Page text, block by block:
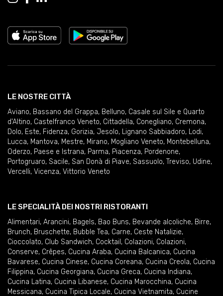
LE NOSTRE CITTÀ
Aviano, Bassano del Grappa, Belluno, Casale sul Sile e Quarto
d'Altino, Castelfranco Veneto, Cittadella, Conegliano, Cremona,
Dolo, Este, Fidenza, Gorizia, Jesolo, Lignano Sabbiadoro, Lodi,
Lucca, Mantova, Mestre, Mirano, Mogliano Veneto, Montebelluna,
Oderzo, Paese e Istrana, Parma, Piacenza, Pordenone,
Portogruaro, Sacile, San Donà di Piave, Sassuolo, Treviso, Udine,
Vercelli, Vicenza, Vittorio Veneto
LE SPECIALITÀ DEI NOSTRI RISTORANTI
Alimentari, Arancini, Bagels, Bao Buns, Bevande alcoliche, Birre,
Brunch, Bruschette, Bubble Tea, Carne, Ceste Natalizie,
Cioccolato, Club Sandwich, Cocktail , Colazioni, Colazioni,
Conserve, Crêpes, Cucina Araba, Cucina Balcanica, Cucina
Bavarese, Cucina Cinese, Cucina Coreana, Cucina Creola, Cucina
Filippina, Cucina Georgiana, Cucina Greca, Cucina Indiana,
Cucina Latina, Cucina Libanese, Cucina Marocchina, Cucina
Messicana, Cucina Tipica Locale, Cucina Vietnamita, Cucine